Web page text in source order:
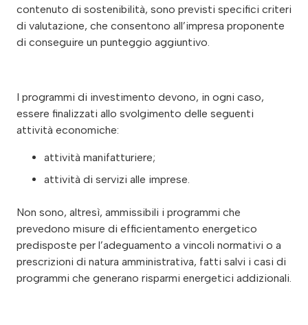
contenuto di sostenibilità, sono previsti specifici criteri
di valutazione, che consentono all’impresa proponente
di conseguire un punteggio aggiuntivo.
I programmi di investimento devono, in ogni caso,
essere finalizzati allo svolgimento delle seguenti
attività economiche:
attività manifatturiere;
attività di servizi alle imprese.
Non sono, altresì, ammissibili i programmi che
prevedono misure di efficientamento energetico
predisposte per l’adeguamento a vincoli normativi o a
prescrizioni di natura amministrativa, fatti salvi i casi di
programmi che generano risparmi energetici addizionali.